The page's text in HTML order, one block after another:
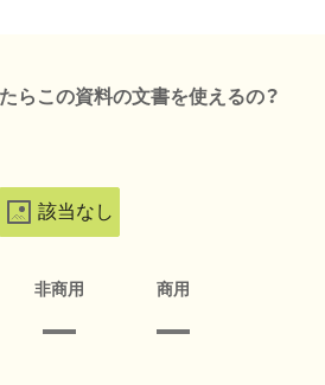
らこの資料の文書を使えるの？
該当なし
非商用 商用